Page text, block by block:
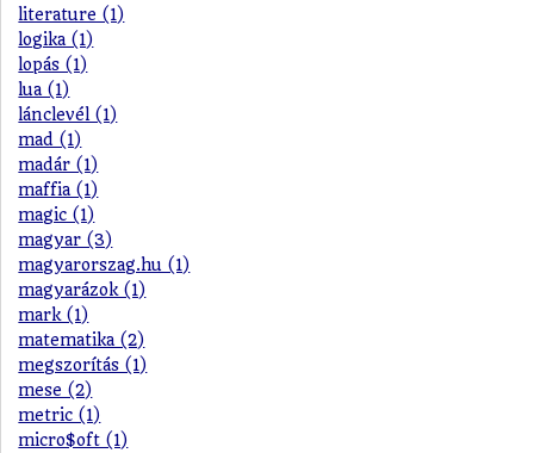
literature (1)
logika (1)
lopás (1)
lua (1)
lánclevél (1)
mad (1)
madár (1)
maffia (1)
magic (1)
magyar (3)
magyarorszag.hu (1)
magyarázok (1)
mark (1)
matematika (2)
megszorítás (1)
mese (2)
metric (1)
micro$oft (1)